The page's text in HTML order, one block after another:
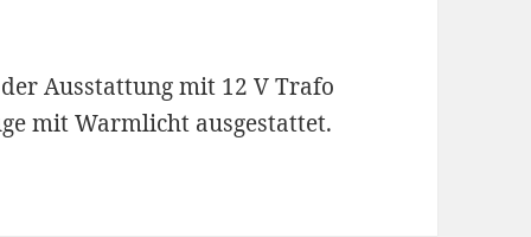
Ausstattung mit 12 V Trafo
mit Warmlicht ausgestattet.